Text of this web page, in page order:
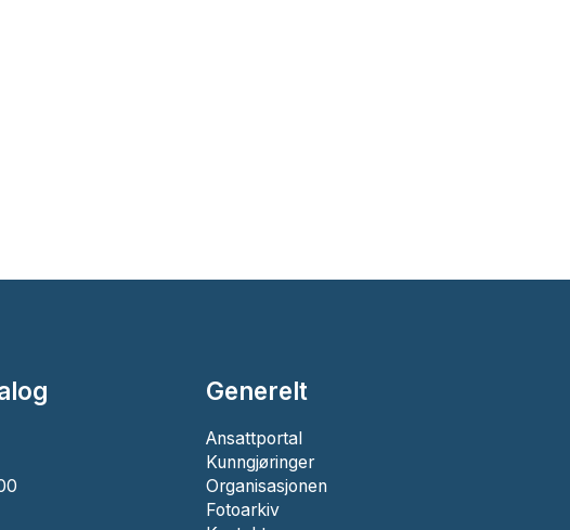
Generelt
Ansattportal
Kunngjøringer
Organisasjonen
Fotoarkiv